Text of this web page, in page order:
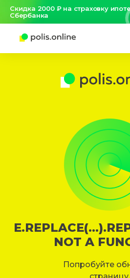
Скидка 2000 ₽ на страховку
Сбербанка
NOT A
Попробуйте